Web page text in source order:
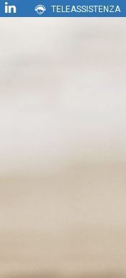
TELEASSISTENZA